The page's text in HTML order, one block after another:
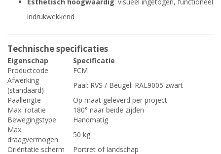
indrukwekkend
Technische specificaties
Eigenschap
Specificatie
Productcode
FCM
Afwerking
(standaard)
Paal: RVS / Beugel: RAL9005 zwart
Paallengte
Op maat geleverd per project
Max. rotatie
180° naar beide zijden
Bewegingstype
Handmatig
Max.
draagvermogen
50 kg
Oriëntatie scherm
Portret of landschap